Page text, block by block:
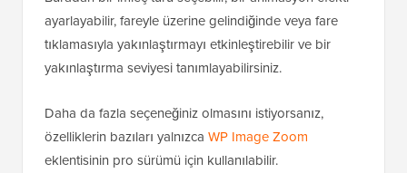
ayarlayabilir, fareyle üzerine gelindiğinde veya fare
tıklamasıyla yakınlaştırmayı etkinleştirebilir ve bir
yakınlaştırma seviyesi tanımlayabilirsiniz.
Daha da fazla seçeneğiniz olmasını istiyorsanız,
özelliklerin bazıları yalnızca WP Image Zoom
eklentisinin pro sürümü için kullanılabilir.